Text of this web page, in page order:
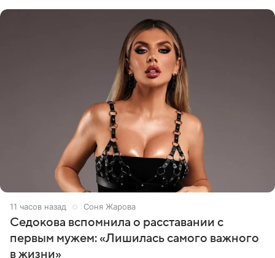
11 часов назад Соня Жарова
Седокова вспомнила о расставании с
первым мужем: «Лишилась самого важного
в жизни»